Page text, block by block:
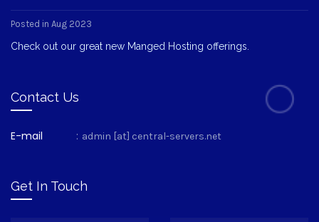
Posted in Aug 2023
Check out our great new Manged Hosting offerings.
Contact Us
E-mail : admin [at] central-servers.net
Get In Touch